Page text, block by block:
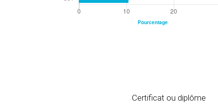
Certificat ou diplôme